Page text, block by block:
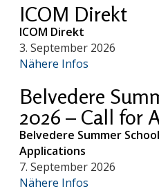
ICOM Direkt
ICOM Direkt
3. September 2026
Nähere Infos
Belvedere
2026 – Call for
Belvedere Summer
Applications
7. September 2026
Nähere Infos